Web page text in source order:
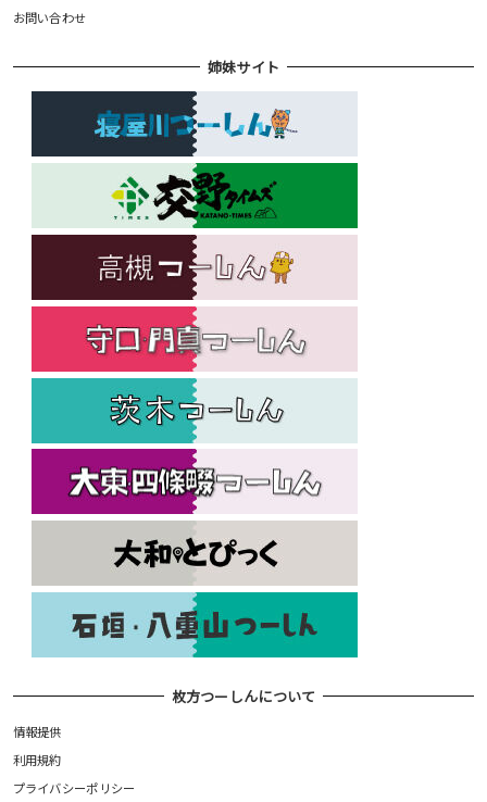
お問い合わせ
姉妹サイト
枚方つーしんについて
情報提供
利用規約
プライバシーポリシー